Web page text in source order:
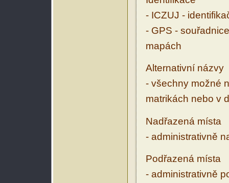
- ICZUJ -
- GPS -
mapách
Alternativní názvy
- všechny možné
matrikách nebo v
Nadřazená místa
- administrativně
Podřazená místa
- administrativně